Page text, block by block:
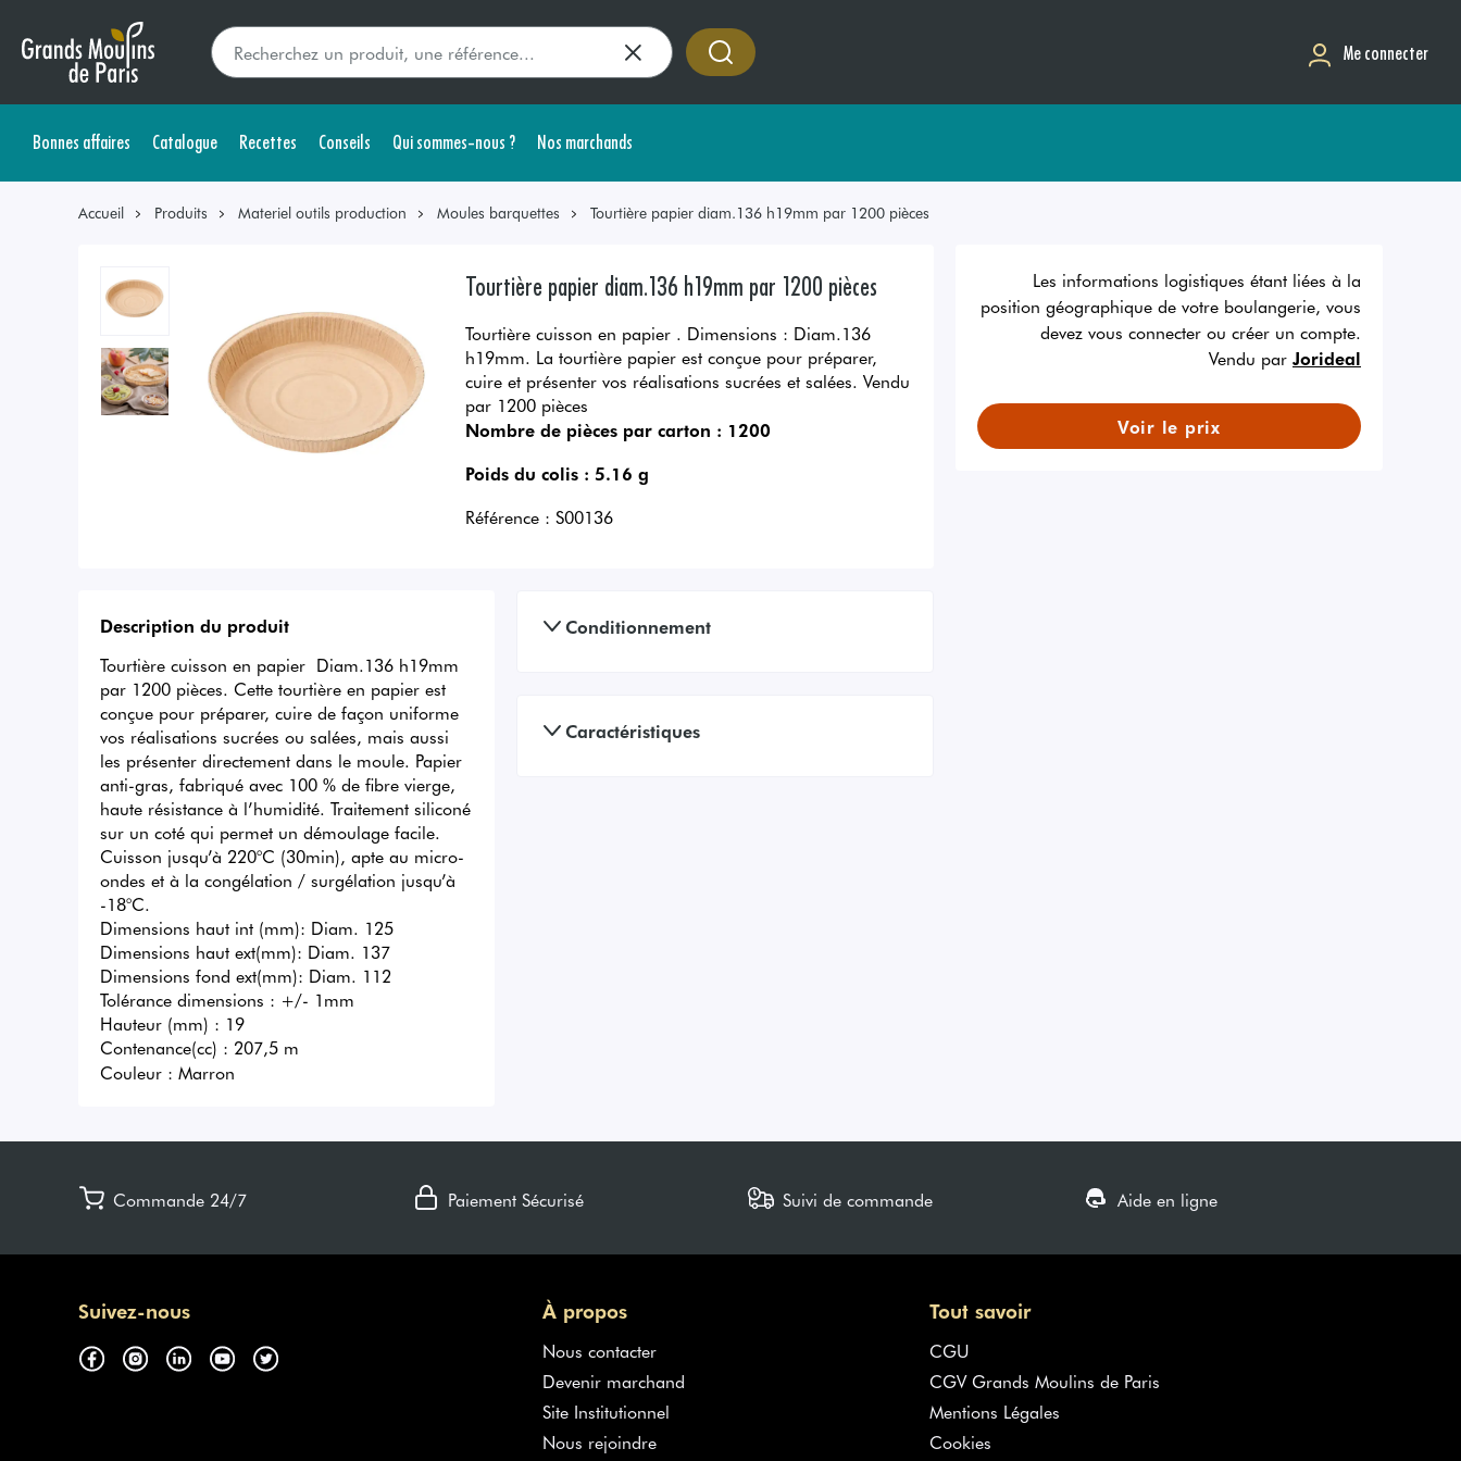
Me connecter
Bonnes affaires Catalogue Recettes Conseils Qui sommes-nous ? Nos marchands
Accueil Produits Materiel outils production Moules barquettes Tourtière papier diam.136 h19mm par 1200 pièces
Tourtière papier diam.136 h19mm par 1200 pièces
Tourtière cuisson en papier . Dimensions : Diam.136
h19mm. La tourtière papier est conçue pour préparer,
cuire et présenter vos réalisations sucrées et salées. Vendu
par 1200 pièces
Nombre de pièces par carton : 1200
Poids du colis : 5.16 g
Référence : S00136
Les informations logistiques étant liées à la
position géographique de votre boulangerie, vous
devez vous connecter ou créer un compte.
Vendu par Jorideal
Voir le prix
Description du produit
Tourtière cuisson en papier  Diam.136 h19mm
par 1200 pièces. Cette tourtière en papier est
conçue pour préparer, cuire de façon uniforme
vos réalisations sucrées ou salées, mais aussi
les présenter directement dans le moule. Papier
anti-gras, fabriqué avec 100 % de fibre vierge,
haute résistance à l’humidité. Traitement siliconé
sur un coté qui permet un démoulage facile.
Cuisson jusqu’à 220°C (30min), apte au micro-
ondes et à la congélation / surgélation jusqu’à
-18°C.
Dimensions haut int (mm): Diam. 125
Dimensions haut ext(mm): Diam. 137
Dimensions fond ext(mm): Diam. 112
Tolérance dimensions : +/- 1mm
Hauteur (mm) : 19
Contenance(cc) : 207,5 m
Couleur : Marron
Conditionnement
Caractéristiques
Commande 24/7 Paiement Sécurisé Suivi de commande Aide en ligne
Suivez-nous À propos
Nous contacter
Devenir marchand
Site Institutionnel
Nous rejoindre
Tout savoir
CGU
CGV Grands Moulins de Paris
Mentions Légales
Cookies